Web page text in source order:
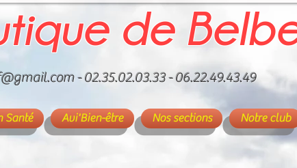
de
- 02.35.02.03.33 - 06.22.49.43.49
Santé Avi'Bien-être Nos sections Notre club